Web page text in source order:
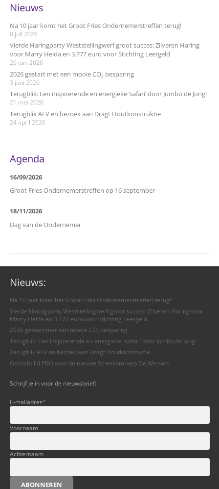
Nieuws
Na 10 jaar komt het Groot Fries Ondernemerstreffen terug!
8 juli 2026
Vierde Haringparty Weststellingwerf groot succes: Zilveren Haring
voor Marry Heida en 3.777 euro voor Stichting Leergeld
26 juni 2026
2026 gestart met een mooie CO₂ besparing
3 juni 2026
Terugblik: Een inspirerende en energieke ‘safari’ door Jumbo de Jong!
21 mei 2026
Terugblik ALV en bezoek aan Dragt Houtkonstruktie
24 april 2026
Agenda
16/09/2026
Groot Fries Ondernemerstreffen op 16 september
18/11/2026
Dag van de Ondernemer
Nieuws:
Na 10 jaar komt het Groot Fries Ondernemerstreffen terug!
Vierde Haringparty Weststellingwerf groot succes: Zilveren Haring voor
Marry Heida en 3.777 euro voor Stichting Leergeld
2026 gestart met een mooie CO₂ besparing
Terugblik: Een inspirerende en energieke ‘safari’ door Jumbo de Jong!
Terugblik ALV en bezoek aan Dragt Houtkonstruktie
Gezocht lid PBO voor de nieuwe Streekomroep De Werven
Schrijf je in voor de nieuwsbrief:
E-mailadres*
Voornaam
Achternaam
ABONNEREN